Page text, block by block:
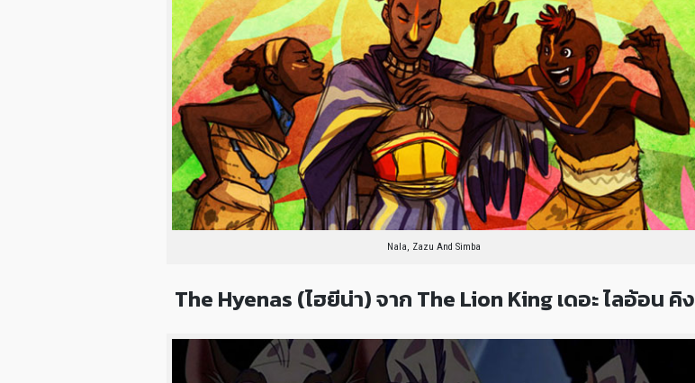
Nala, Zazu And Simba
The Hyenas (ไฮยีน่า) จาก The Lion King เดอะ ไลอ้อน คิง